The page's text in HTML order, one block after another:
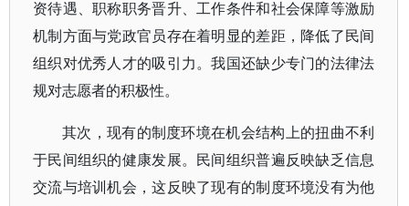
资待遇、职称职务晋升、工作条件和社会保障等激励
机制方面与党政官员存在着明显的差距，降低了民间
组织对优秀人才的吸引力。我国还缺少专门的法律法
规对志愿者的积极性。
其次，现有的制度环境在机会结构上的扭曲不利
于民间组织的健康发展。民间组织普遍反映缺乏信息
交流与培训机会，这反映了现有的制度环境没有为他